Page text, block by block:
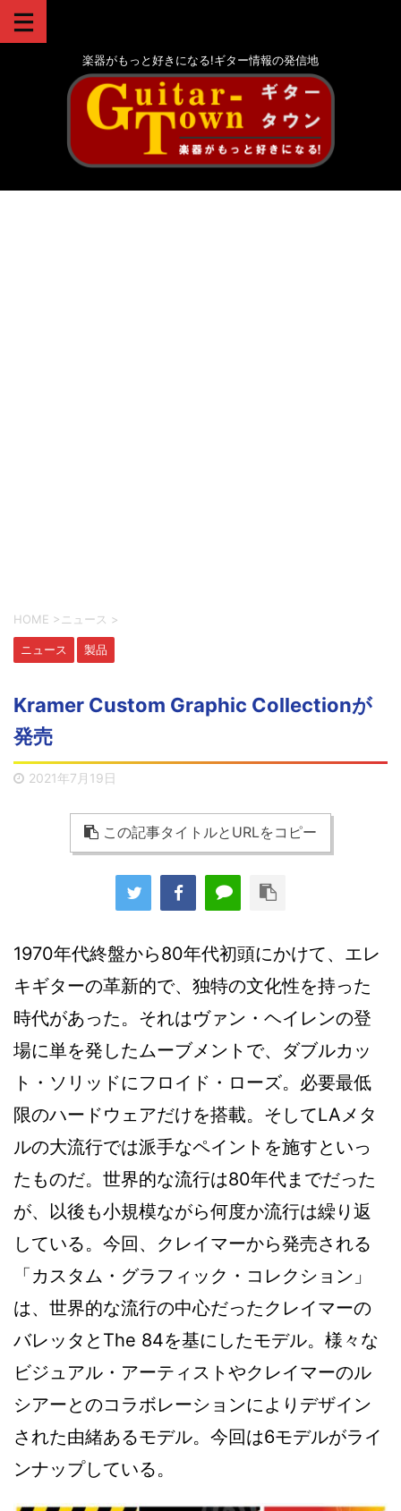
楽器がもっと好きになる!ギター情報の発信地
HOME > ニュース >
ニュース 製品
Kramer Custom Graphic Collectionが
発売
2021年7月19日
この記事タイトルとURLをコピー
1970年代終盤から80年代初頭にかけて、エレ
キギターの革新的で、独特の文化性を持った
時代があった。それはヴァン・ヘイレンの登
場に単を発したムーブメントで、ダブルカッ
ト・ソリッドにフロイド・ローズ。必要最低
限のハードウェアだけを搭載。そしてLAメタ
ルの大流行では派手なペイントを施すといっ
たものだ。世界的な流行は80年代までだった
が、以後も小規模ながら何度か流行は繰り返
している。今回、クレイマーから発売される
「カスタム・グラフィック・コレクション」
は、世界的な流行の中心だったクレイマーの
バレッタとThe 84を基にしたモデル。様々な
ビジュアル・アーティストやクレイマーのル
シアーとのコラボレーションによりデザイン
された由緒あるモデル。今回は6モデルがライ
ンナップしている。